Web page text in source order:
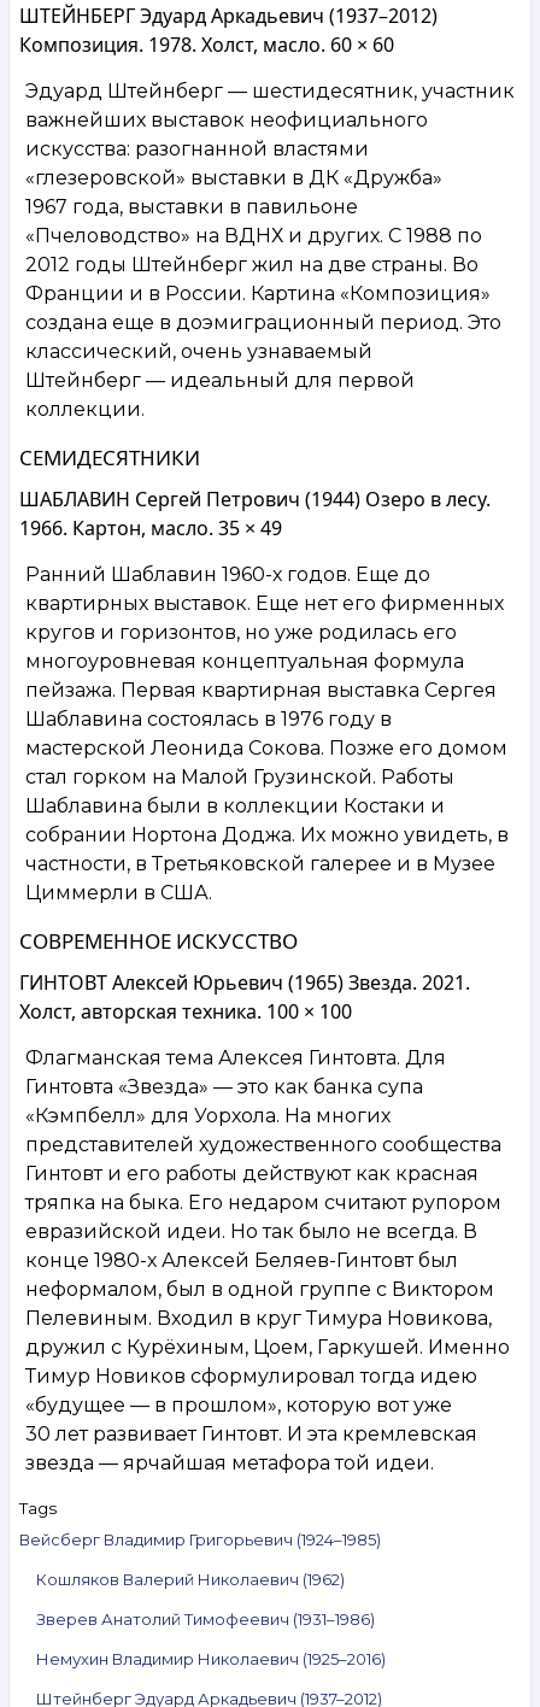
ШТЕЙНБЕРГ Эдуард Аркадьевич (1937–2012)
Композиция. 1978. Холст, масло. 60 × 60
Эдуард Штейнберг — шестидесятник, участник
важнейших выставок неофициального
искусства: разогнанной властями
«глезеровской» выставки в ДК «Дружба»
1967 года, выставки в павильоне
«Пчеловодство» на ВДНХ и других. С 1988 по
2012 годы Штейнберг жил на две страны. Во
Франции и в России. Картина «Композиция»
создана еще в доэмиграционный период. Это
классический, очень узнаваемый
Штейнберг — идеальный для первой
коллекции.
СЕМИДЕСЯТНИКИ
ШАБЛАВИН Сергей Петрович (1944) Озеро в лесу.
1966. Картон, масло. 35 × 49
Ранний Шаблавин 1960-х годов. Еще до
квартирных выставок. Еще нет его фирменных
кругов и горизонтов, но уже родилась его
многоуровневая концептуальная формула
пейзажа. Первая квартирная выставка Сергея
Шаблавина состоялась в 1976 году в
мастерской Леонида Сокова. Позже его домом
стал горком на Малой Грузинской. Работы
Шаблавина были в коллекции Костаки и
собрании Нортона Доджа. Их можно увидеть, в
частности, в Третьяковской галерее и в Музее
Циммерли в США.
СОВРЕМЕННОЕ ИСКУССТВО
ГИНТОВТ Алексей Юрьевич (1965) Звезда. 2021.
Холст, авторская техника. 100 × 100
Флагманская тема Алексея Гинтовта. Для
Гинтовта «Звезда» — это как банка супа
«Кэмпбелл» для Уорхола. На многих
представителей художественного сообщества
Гинтовт и его работы действуют как красная
тряпка на быка. Его недаром считают рупором
евразийской идеи. Но так было не всегда. В
конце 1980-х Алексей Беляев-Гинтовт был
неформалом, был в одной группе с Виктором
Пелевиным. Входил в круг Тимура Новикова,
дружил с Курёхиным, Цоем, Гаркушей. Именно
Тимур Новиков сформулировал тогда идею
«будущее — в прошлом», которую вот уже
30 лет развивает Гинтовт. И эта кремлевская
звезда — ярчайшая метафора той идеи.
Tags
Вейсберг Владимир Григорьевич (1924–1985)
Кошляков Валерий Николаевич (1962)
Зверев Анатолий Тимофеевич (1931–1986)
Немухин Владимир Николаевич (1925–2016)
Штейнберг Эдуард Аркадьевич (1937–2012)